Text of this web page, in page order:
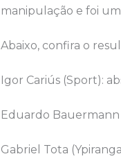
manipulação e foi
Abaixo, confira o
Igor Cariús (Sport):
Eduardo Bauermann
Gabriel Tota